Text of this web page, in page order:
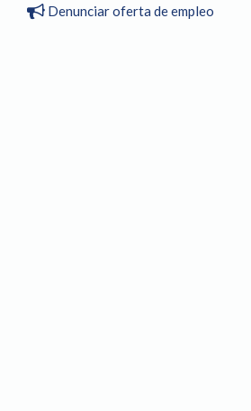
Denunciar oferta de empleo